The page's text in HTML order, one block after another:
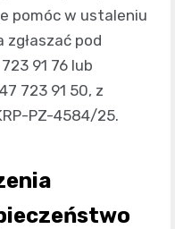
pomóc w ustaleniu
pod
91 76 lub
723 91 50, z
PZ-4584/25.